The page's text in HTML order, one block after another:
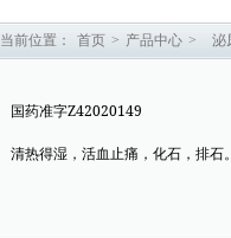
当前位置： 首页 > 产品中心 > 泌
国药准字Z42020149
清热得湿，活血止痛，化石，排